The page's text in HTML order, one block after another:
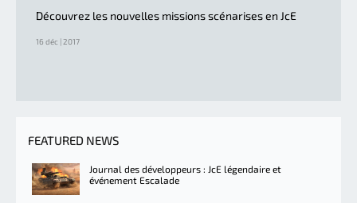
Découvrez les nouvelles missions scénarises en JcE
16 déc | 2017
FEATURED NEWS
Journal des développeurs : JcE légendaire et
événement Escalade